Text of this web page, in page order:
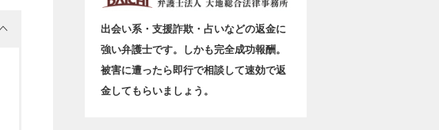
出会い系・支援詐欺・占いなどの返金に
強い弁護士です。しかも完全成功報酬。
被害に遭ったら即行で相談して速効で返
金してもらいましょう。